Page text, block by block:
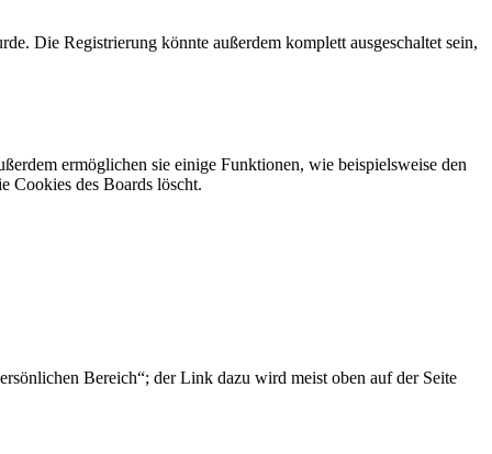
Die Registrierung könnte außerdem komplett ausgeschaltet sein,
ermöglichen sie einige Funktionen, wie beispielsweise den
Cookies des Boards löscht.
Bereich“; der Link dazu wird meist oben auf der Seite